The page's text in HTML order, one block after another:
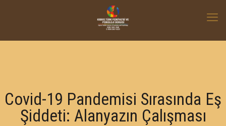
Covid-19 Pandemisi Sırasında Eş
Şiddeti: Alanyazın Çalışması